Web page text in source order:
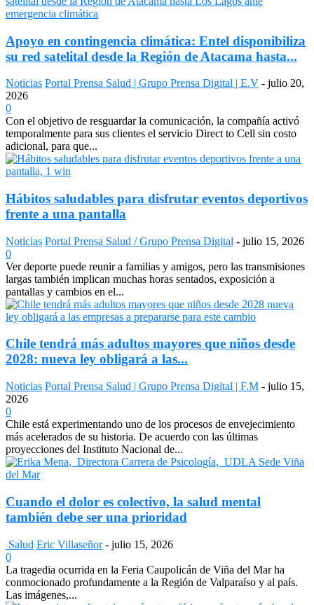
Apoyo en contingencia climática: Entel disponibiliza
su red satelital desde la Región de Atacama hasta...
Noticias Portal Prensa Salud | Grupo Prensa Digital | E.V - julio 20,
2026
0
Con el objetivo de resguardar la comunicación, la compañía activó
temporalmente para sus clientes el servicio Direct to Cell sin costo
adicional, para que...
Hábitos saludables para disfrutar eventos deportivos
frente a una pantalla
Noticias Portal Prensa Salud / Grupo Prensa Digital - julio 15, 2026
0
Ver deporte puede reunir a familias y amigos, pero las transmisiones
largas también implican muchas horas sentados, exposición a
pantallas y cambios en el...
Chile tendrá más adultos mayores que niños desde
2028: nueva ley obligará a las...
Noticias Portal Prensa Salud | Grupo Prensa Digital | F.M - julio 15,
2026
0
Chile está experimentando uno de los procesos de envejecimiento
más acelerados de su historia. De acuerdo con las últimas
proyecciones del Instituto Nacional de...
Cuando el dolor es colectivo, la salud mental
también debe ser una prioridad
Salud Eric Villaseñor - julio 15, 2026
0
La tragedia ocurrida en la Feria Caupolicán de Viña del Mar ha
conmocionado profundamente a la Región de Valparaíso y al país.
Las imágenes,...